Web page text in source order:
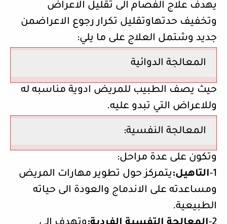
يهدف علاج الفصام الى تقليل الاعراض
وتخفيف حدتهاوتقليل تكرار رجوع الاعراضمن
جديد وشتمل العلاج على ما يلي:
المعالجة الدوائية
حيث يصف الطبيب للمريض ادوية مناسبه له
وللاعراض التي تبدو عليه.
المعالجة النفسية:
وتكون على عدة مراحل:
1- التاهيل:يتمركز حول تطوير مهارات المريض
ومساعدته على الاندماج والعودة الى حياته
الطبيعية.